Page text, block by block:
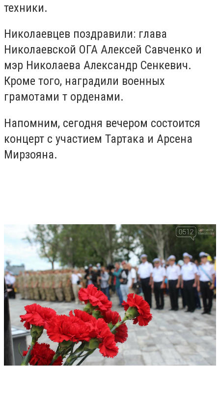
техники.
Николаевцев поздравили: глава
Николаевской ОГА Алексей Савченко и
мэр Николаева Александр Сенкевич.
Кроме того, наградили военных
грамотами т орденами.
Напомним, сегодня вечером состоится
концерт с участием Тартака и Арсена
Мирзояна.